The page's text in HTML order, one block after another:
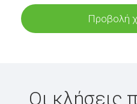
Προβολή
Οι κλήσεις